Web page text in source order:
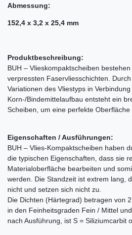
Abmessung:
152,4 x 3,2 x 25,4 mm
Produktbeschreibung:
BUH – Vlieskompaktscheiben
verpressten Faservliesschichten.
Variationen des Vliestyps in
Korn-/Bindemittelaufbau entsteht ein
Scheiben, um eine perfekte Oberfläche
Eigenschaften / Ausführungen:
BUH – Vlies-Kompaktscheiben haben
die typischen Eigenschaften, dass sie
Materialoberfläche bearbeiten und
werden. Die Standzeit ist extrem lang,
nicht und setzen sich nicht zu.
Die Dichten (Härtegrad) betragen von
in den Feinheitsgraden Fein / Mittel
nach Ausführung, ist S = Siliziumcarbit